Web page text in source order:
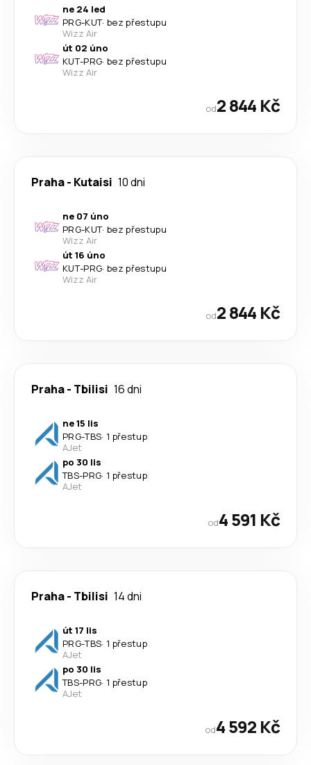
ne 24 led
PRG-KUT· bez přestupu
Wizz Air
út 02 úno
KUT-PRG· bez přestupu
Wizz Air
od2 844 Kč
Praha- Kutaisi 10 dni
ne 07 úno
PRG-KUT· bez přestupu
Wizz Air
út 16 úno
KUT-PRG· bez přestupu
Wizz Air
od2 844 Kč
Praha- Tbilisi 16 dni
ne 15 lis
PRG-TBS· 1 přestup
AJet
po 30 lis
TBS-PRG· 1 přestup
AJet
od4 591 Kč
Praha- Tbilisi 14 dni
út 17 lis
PRG-TBS· 1 přestup
AJet
po 30 lis
TBS-PRG· 1 přestup
AJet
od4 592 Kč